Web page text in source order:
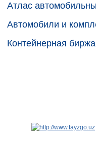
Атлас
Автомобили и
Контейнерная биржа